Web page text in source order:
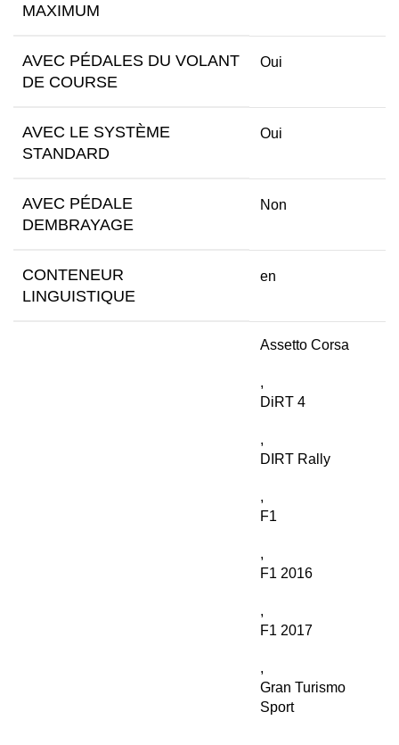
MAXIMUM
AVEC PÉDALES DU VOLANT
DE COURSE
Oui
AVEC LE SYSTÈME
STANDARD
Oui
AVEC PÉDALE
DEMBRAYAGE
Non
CONTENEUR
LINGUISTIQUE
en
Assetto Corsa
,
DiRT 4
,
DIRT Rally
,
F1
,
F1 2016
,
F1 2017
,
Gran Turismo
Sport